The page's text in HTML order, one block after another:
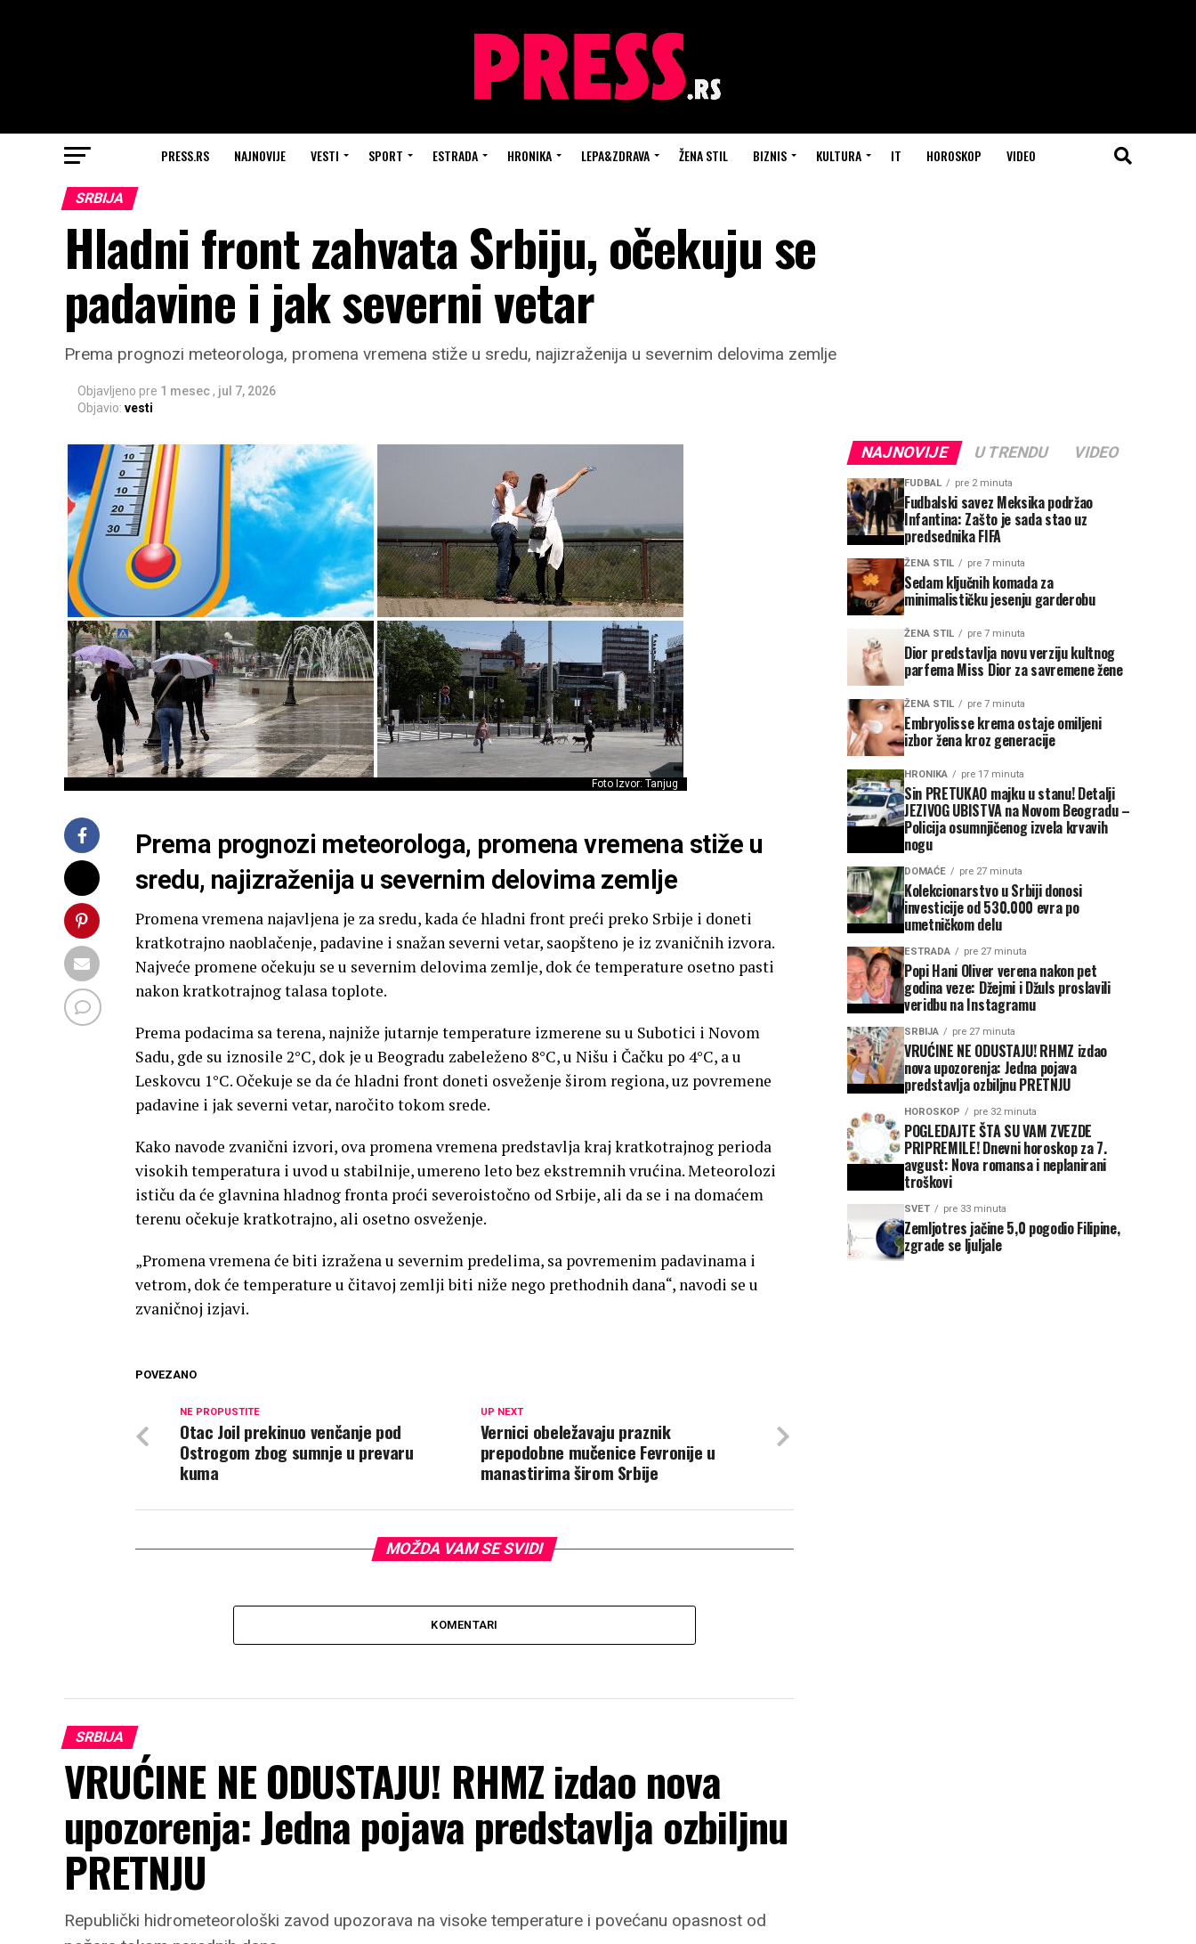
PRESS.RS NAJNOVIJE VESTI SPORT ESTRADA HRONIKA LEPA&ZDRAVA ŽENA STIL BIZNIS KULTURA IT HOROSKOP VIDEO
SRBIJA
Hladni front zahvata Srbiju, očekuju se
padavine i jak severni vetar
Prema prognozi meteorologa, promena vremena stiže u sredu, najizraženija u severnim delovima zemlje
Objavljeno pre 1 mesec , jul 7, 2026
Objavio: vesti
Foto Izvor: Tanjug
Prema prognozi meteorologa, promena vremena stiže u
sredu, najizraženija u severnim delovima zemlje
Promena vremena najavljena je za sredu, kada će hladni front preći preko Srbije i doneti
kratkotrajno naoblačenje, padavine i snažan severni vetar, saopšteno je iz zvaničnih izvora.
Najveće promene očekuju se u severnim delovima zemlje, dok će temperature osetno pasti
nakon kratkotrajnog talasa toplote.
Prema podacima sa terena, najniže jutarnje temperature izmerene su u Subotici i Novom
Sadu, gde su iznosile 2°C, dok je u Beogradu zabeleženo 8°C, u Nišu i Čačku po 4°C, a u
Leskovcu 1°C. Očekuje se da će hladni front doneti osveženje širom regiona, uz povremene
padavine i jak severni vetar, naročito tokom srede.
Kako navode zvanični izvori, ova promena vremena predstavlja kraj kratkotrajnog perioda
visokih temperatura i uvod u stabilnije, umereno leto bez ekstremnih vrućina. Meteorolozi
ističu da će glavnina hladnog fronta proći severoistočno od Srbije, ali da se i na domaćem
terenu očekuje kratkotrajno, ali osetno osveženje.
„Promena vremena će biti izražena u severnim predelima, sa povremenim padavinama i
vetrom, dok će temperature u čitavoj zemlji biti niže nego prethodnih dana“, navodi se u
zvaničnoj izjavi.
POVEZANO
UP NEXT
Vernici obeležavaju praznik
prepodobne mučenice Fevronije u
manastirima širom Srbije
NE PROPUSTITE
Otac Joil prekinuo venčanje pod
Ostrogom zbog sumnje u prevaru
kuma
MOŽDA VAM SE SVIDI
KOMENTARI
SRBIJA
VRUĆINE NE ODUSTAJU! RHMZ izdao nova
upozorenja: Jedna pojava predstavlja ozbiljnu
PRETNJU
Republički hidrometeorološki zavod upozorava na visoke temperature i povećanu opasnost od
NAJNOVIJE U TRENDU VIDEO
FUDBAL pre 2 minuta
Fudbalski savez Meksika podržao
Infantina: Zašto je sada stao uz
predsednika FIFA
ŽENA STIL pre 7 minuta
Sedam ključnih komada za
minimalističku jesenju garderobu
ŽENA STIL pre 7 minuta
Dior predstavlja novu verziju kultnog
parfema Miss Dior za savremene žene
ŽENA STIL pre 7 minuta
Embryolisse krema ostaje omiljeni
izbor žena kroz generacije
HRONIKA pre 17 minuta
Sin PRETUKAO majku u stanu! Detalji
JEZIVOG UBISTVA na Novom Beogradu –
Policija osumnjičenog izvela krvavih
nogu
DOMAĆE pre 27 minuta
Kolekcionarstvo u Srbiji donosi
investicije od 530.000 evra po
umetničkom delu
ESTRADA pre 27 minuta
Popi Hani Oliver verena nakon pet
godina veze: Džejmi i Džuls proslavili
veridbu na Instagramu
SRBIJA pre 27 minuta
VRUĆINE NE ODUSTAJU! RHMZ izdao
nova upozorenja: Jedna pojava
predstavlja ozbiljnu PRETNJU
HOROSKOP pre 32 minuta
POGLEDAJTE ŠTA SU VAM ZVEZDE
PRIPREMILE! Dnevni horoskop za 7.
avgust: Nova romansa i neplanirani
troškovi
SVET pre 33 minuta
Zemljotres jačine 5,0 pogodio Filipine,
zgrade se ljuljale